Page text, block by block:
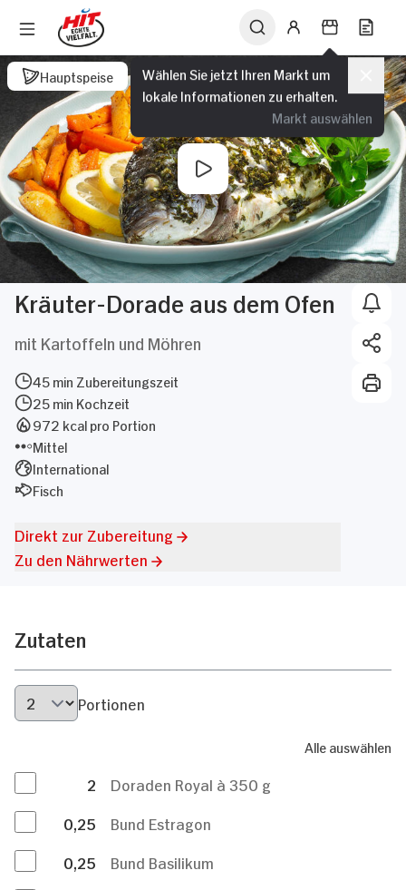
Wählen Sie jetzt Ihren Markt um
lokale Informationen zu erhalten.
Markt auswählen
Hauptspeise
Kräuter-Dorade aus dem Ofen
mit Kartoffeln und Möhren
45 min Zubereitungszeit
25 min Kochzeit
972 kcal pro Portion
Mittel
International
Fisch
Direkt zur Zubereitung
Zu den Nährwerten
Zutaten
Portionen
Alle auswählen
2
Doraden Royal à 350 g
0,25
Bund Estragon
0,25
Bund Basilikum